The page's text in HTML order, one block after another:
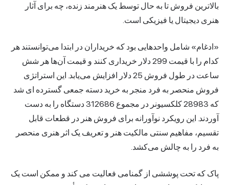
بالاترین فروش تا به حال توسط یک هنرمند زنده، چه برای آثار
هنری دیجیتال یا فیزیکی است.
«ادغام» شامل واحدهایی بود که خریداران در ابتدا می‌توانستند هر
کدام را با قیمت 299 دلار خریداری کنند و قیمت آن‌ها هر شش
ساعت در طول فروش 25 دلار افزایش می‌یابد. این استراتژی
فروش منحصر به فرد منجر به خرید دسته جمعی گسترده ای شد
که 28983 کلکسیونر در مجموع 312686 دستگاه را به دست
آوردند. این رویکرد نوآورانه برای فروش هنر در قطعات قابل
تقسیم، مفاهیم سنتی مالکیت هنر و تعریف یک اثر هنری منحصر
به فرد را به چالش می‌کشد.
پاک که تحت پوششی از گمنامی فعالیت می کند و ممکن است یک